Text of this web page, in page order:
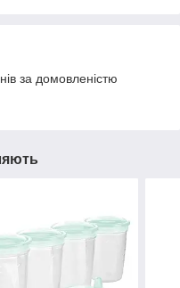
за домовленістю